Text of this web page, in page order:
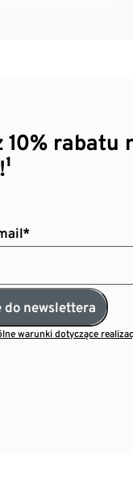
10% rabatu
do newslettera
warunki dotyczące